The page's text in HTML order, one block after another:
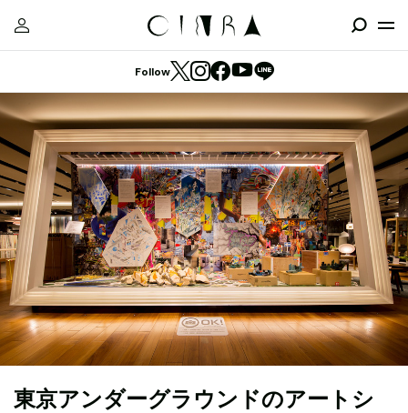
Follow
東京アンダーグラウンドのアートシ